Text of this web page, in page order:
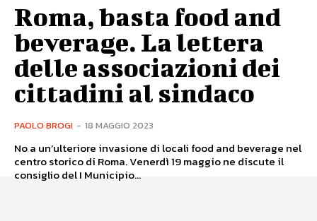
Roma, basta food and
beverage. La lettera
delle associazioni dei
cittadini al sindaco
PAOLO BROGI - 18 MAGGIO 2023
No a un’ulteriore invasione di locali food and beverage nel
centro storico di Roma. Venerdì 19 maggio ne discute il
consiglio del I Municipio...